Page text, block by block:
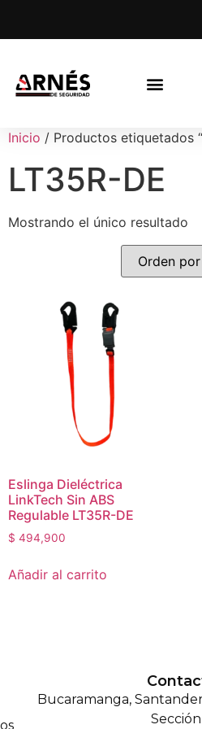
Inicio / Productos etiquetados
LT35R-DE
Mostrando el único resultado
Eslinga Dieléctrica
LinkTech Sin ABS
Regulable LT35R-DE
$ 494,900
Añadir al carrito
Bucaramanga,